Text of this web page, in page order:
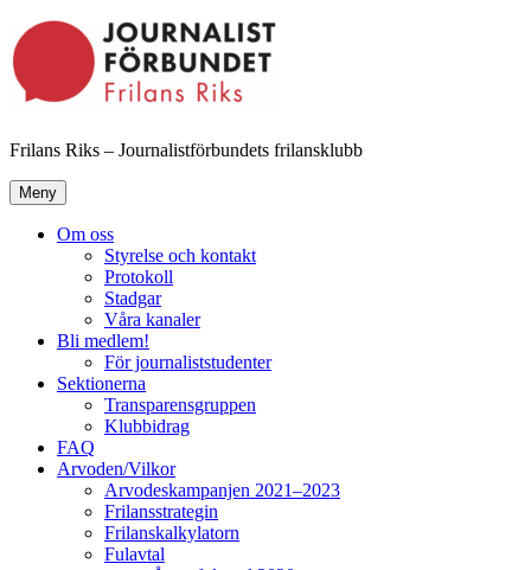
Hoppa
till
innehåll
Frilans Riks – Journalistförbundets frilansklubb
Meny
Om oss
Styrelse och kontakt
Protokoll
Stadgar
Våra kanaler
Bli medlem!
För journaliststudenter
Sektionerna
Transparensgruppen
Klubbidrag
FAQ
Arvoden/Vilkor
Arvodeskampanjen 2021–2023
Frilansstrategin
Frilanskalkylatorn
Fulavtal